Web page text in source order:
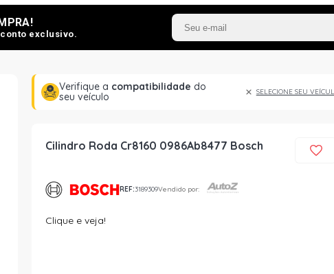
exclusivo.
Verifique a compatibilidade do
seu veículo
SELECIONE SEU
Cilindro Roda Cr8160 0986Ab8477 Bosch
REF:3189309Vendido por:
Clique e veja!